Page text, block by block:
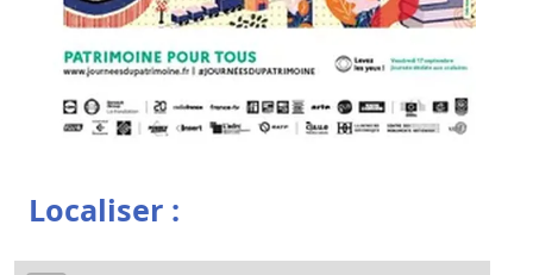
Localiser :